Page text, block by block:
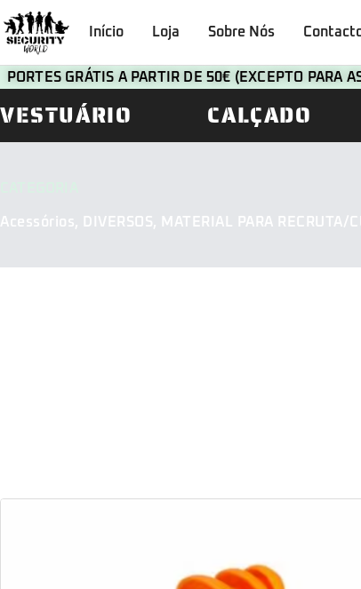
Início Loja Sobre Nós
PORTES GRÁTIS A PARTIR DE 50€ (EXCEPTO PARA
VESTUÁRIO CALÇADO
Acessórios, DIVERSOS, MATERIAL PARA RECRUTA/